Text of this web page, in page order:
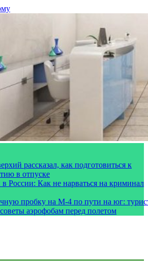
рассказал, как подготовиться к
в отпуске
России: Как не нарваться на криминал
пробку на М-4 по пути на юг:
аэрофобам перед полетом